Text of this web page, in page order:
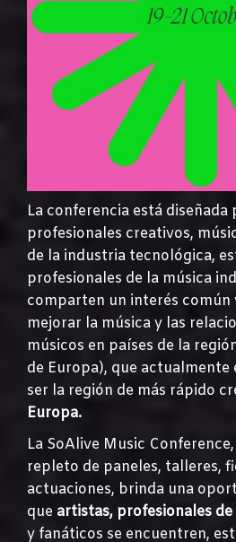
La conferencia está diseñada
profesionales creativos,
de la industria tecnológica,
profesionales de la música
comparten un interés común
mejorar la música y las
músicos en países de la
de Europa), que
ser la región de más rápido
Europa.
La SoAlive Music
repleto de paneles, talleres,
actuaciones, brinda una
que artistas, profesionales
y fanáticos se encuentren,